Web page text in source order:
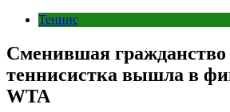
Теннис
Сменившая гражданство
теннисистка вышла в
WTA